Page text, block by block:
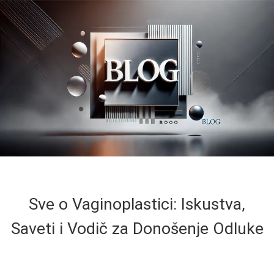
Sve o Vaginoplastici: Iskustva,
Saveti i Vodič za Donošenje Odluke